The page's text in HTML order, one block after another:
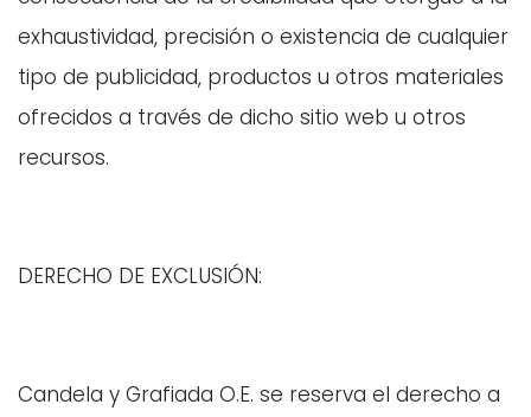
exhaustividad, precisión o existencia de cualquier
tipo de publicidad, productos u otros materiales
ofrecidos a través de dicho sitio web u otros
recursos.
DERECHO DE EXCLUSIÓN:
Candela y Grafiada O.E. se reserva el derecho a